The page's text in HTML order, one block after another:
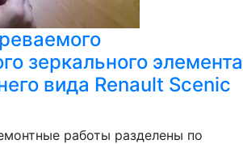
зеркального элемента
вида Renault Scenic
работы разделены по